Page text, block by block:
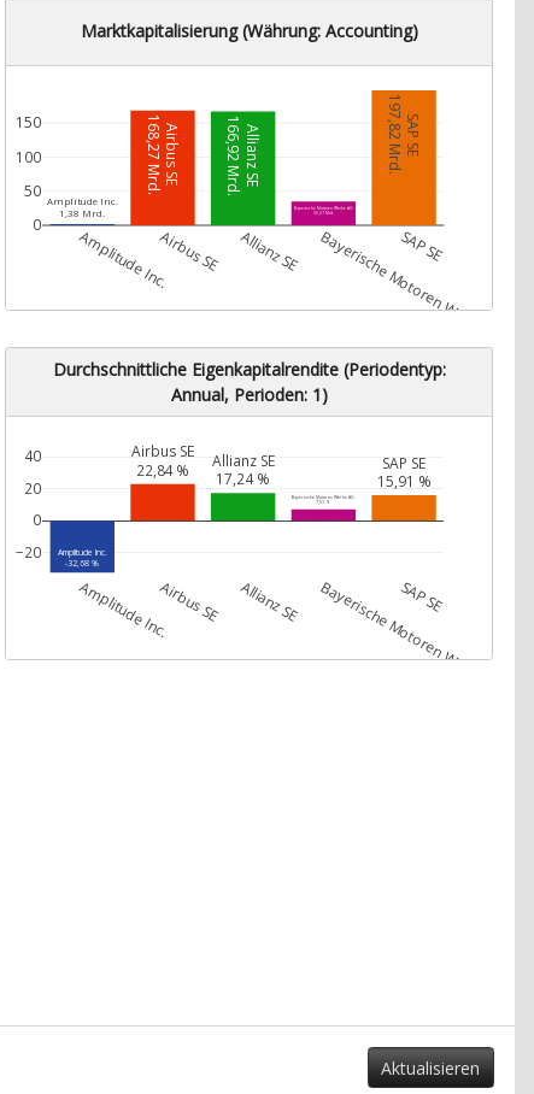
Marktkapitalisierung (Währung: Accounting)
Amplitude Inc.
1,38 Mrd.
Airbus SE
168,27 Mrd. Allianz SE
166,92 Mrd.
Bayerische Motoren Werke AG
35,07 Mrd.
SAP SE
197,82 Mrd.
Amplitude Inc.Airbus SE Allianz SE Bayerische Motoren Werke AG
SAP SE
0
50
100
150
Durchschnittliche Eigenkapitalrendite (Periodentyp:
Annual, Perioden: 1)
Amplitude Inc.
-32,68 %
Airbus SE
22,84 % Allianz SE
17,24 %
Bayerische Motoren Werke AG
7,07 %
SAP SE
15,91 %
Amplitude Inc.Airbus SE Allianz SE Bayerische Motoren Werke AG
SAP SE
−20
0
20
40
Aktualisieren